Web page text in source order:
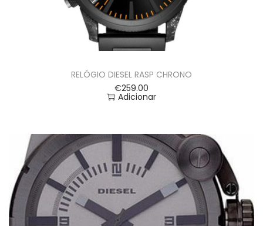
RELÓGIO DIESEL RASP CHRONO
€259.00
Adicionar